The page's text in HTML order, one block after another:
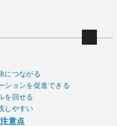
につながる
ションを促進できる
を回せる
しやすい
意点